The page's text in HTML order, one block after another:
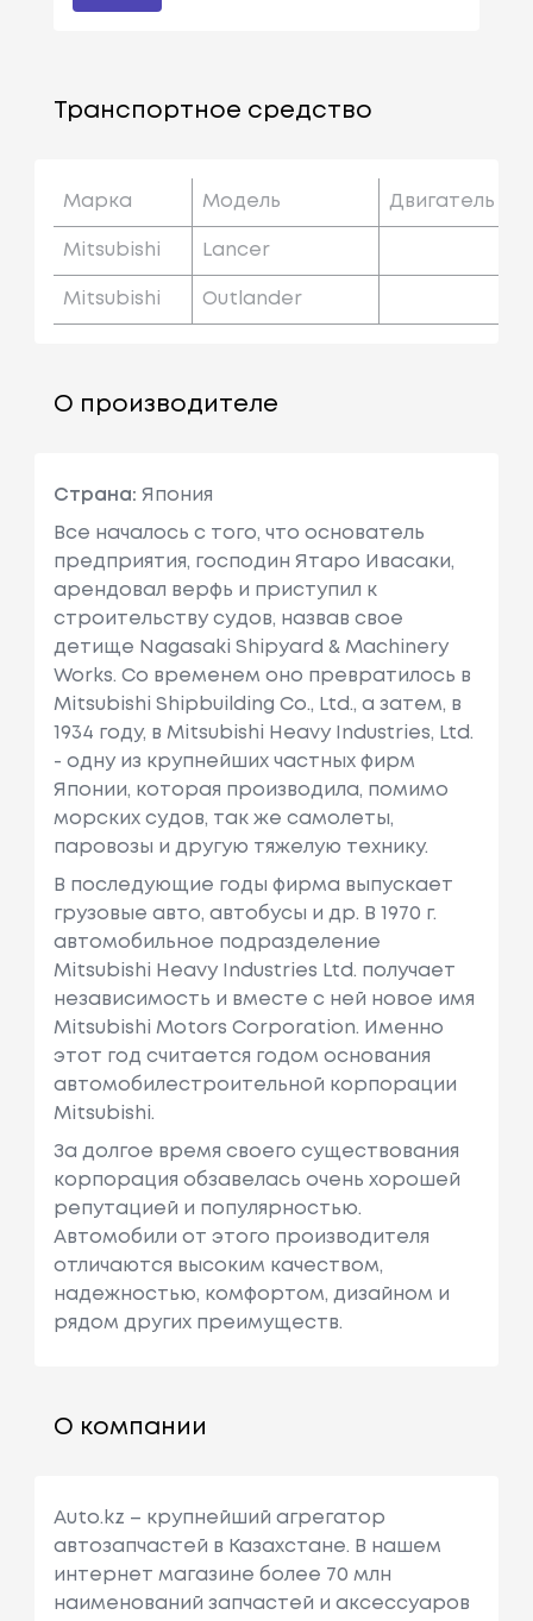
Транспортное средство
Марка Модель Двигатель
Mitsubishi Lancer
Mitsubishi Outlander
О производителе
Страна: Япония
Все началось с того, что основатель
предприятия, господин Ятаро Ивасаки,
арендовал верфь и приступил к
строительству судов, назвав свое
детище Nagasaki Shipyard & Machinery
Works. Со временем оно превратилось в
Mitsubishi Shipbuilding Co., Ltd., а затем, в
1934 году, в Mitsubishi Heavy Industries, Ltd.
- одну из крупнейших частных фирм
Японии, которая производила, помимо
морских судов, так же самолеты,
паровозы и другую тяжелую технику.
В последующие годы фирма выпускает
грузовые авто, автобусы и др. В 1970 г.
автомобильное подразделение
Mitsubishi Heavy Industries Ltd. получает
независимость и вместе с ней новое имя
Mitsubishi Motors Corporation. Именно
этот год считается годом основания
автомобилестроительной корпорации
Mitsubishi.
За долгое время своего существования
корпорация обзавелась очень хорошей
репутацией и популярностью.
Автомобили от этого производителя
отличаются высоким качеством,
надежностью, комфортом, дизайном и
рядом других преимуществ.
О компании
Auto.kz – крупнейший агрегатор
автозапчастей в Казахстане. В нашем
интернет магазине более 70 млн
наименований запчастей и аксессуаров